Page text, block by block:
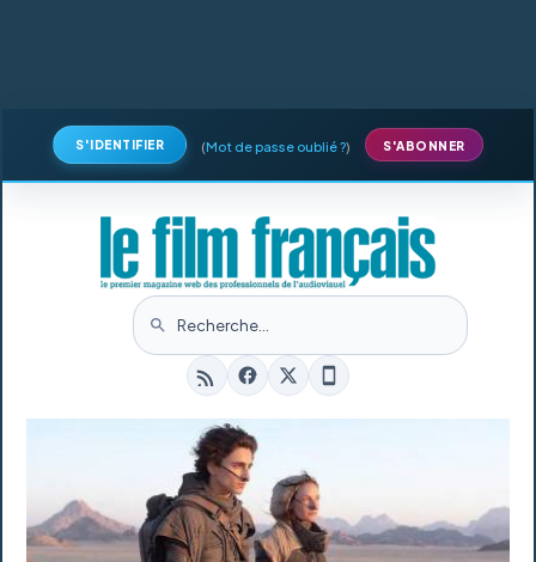
S'IDENTIFIER (Mot de passe oublié ?) S'ABONNER